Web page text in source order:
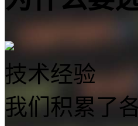
技术经验
我们积累了